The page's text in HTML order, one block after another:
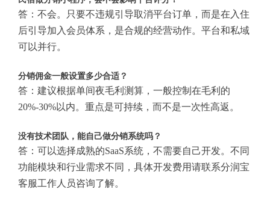
答：不会。只要不违规引导取消平台订单，而是在入住
后引导加入会员体系，是合规的经营动作。平台和私域
可以并行。
分销佣金一般设置多少合适？
答：建议根据单间夜毛利测算，一般控制在毛利的
20%-30%以内。重点是可持续，而不是一次性高返。
没有技术团队，能自己做分销系统吗？
答：可以选择成熟的SaaS系统，不需要自己开发。不同
功能模块和行业需求不同，具体开发费用请联系分润宝
客服工作人员咨询了解。